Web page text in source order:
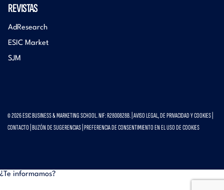
REVISTAS
AdResearch
ESIC Market
SJM
© 2026 ESIC BUSINESS & MARKETING SCHOOL. NIF: R2800828B. | AVISO LEGAL, DE PRIVACIDAD Y COOKIES
CONTACTO BUZÓN DE SUGERENCIAS PREFERENCIA DE CONSENTIMIENTO EN EL USO DE COOKIES
¿Te informamos?